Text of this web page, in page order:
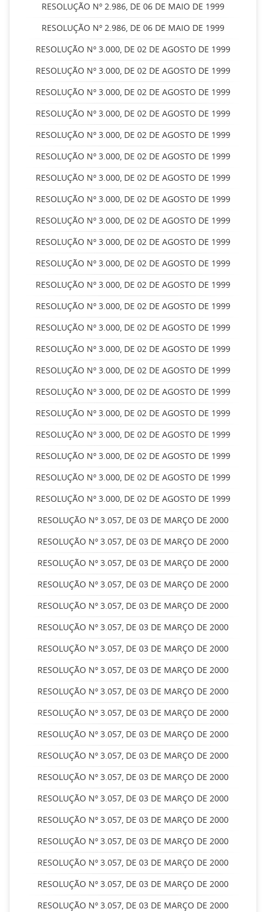
RESOLUÇÃO Nº 2.986, DE 06 DE MAIO DE 1999
RESOLUÇÃO Nº 2.986, DE 06 DE MAIO DE 1999
RESOLUÇÃO Nº 3.000, DE 02 DE AGOSTO DE 1999
RESOLUÇÃO Nº 3.000, DE 02 DE AGOSTO DE 1999
RESOLUÇÃO Nº 3.000, DE 02 DE AGOSTO DE 1999
RESOLUÇÃO Nº 3.000, DE 02 DE AGOSTO DE 1999
RESOLUÇÃO Nº 3.000, DE 02 DE AGOSTO DE 1999
RESOLUÇÃO Nº 3.000, DE 02 DE AGOSTO DE 1999
RESOLUÇÃO Nº 3.000, DE 02 DE AGOSTO DE 1999
RESOLUÇÃO Nº 3.000, DE 02 DE AGOSTO DE 1999
RESOLUÇÃO Nº 3.000, DE 02 DE AGOSTO DE 1999
RESOLUÇÃO Nº 3.000, DE 02 DE AGOSTO DE 1999
RESOLUÇÃO Nº 3.000, DE 02 DE AGOSTO DE 1999
RESOLUÇÃO Nº 3.000, DE 02 DE AGOSTO DE 1999
RESOLUÇÃO Nº 3.000, DE 02 DE AGOSTO DE 1999
RESOLUÇÃO Nº 3.000, DE 02 DE AGOSTO DE 1999
RESOLUÇÃO Nº 3.000, DE 02 DE AGOSTO DE 1999
RESOLUÇÃO Nº 3.000, DE 02 DE AGOSTO DE 1999
RESOLUÇÃO Nº 3.000, DE 02 DE AGOSTO DE 1999
RESOLUÇÃO Nº 3.000, DE 02 DE AGOSTO DE 1999
RESOLUÇÃO Nº 3.000, DE 02 DE AGOSTO DE 1999
RESOLUÇÃO Nº 3.000, DE 02 DE AGOSTO DE 1999
RESOLUÇÃO Nº 3.000, DE 02 DE AGOSTO DE 1999
RESOLUÇÃO Nº 3.000, DE 02 DE AGOSTO DE 1999
RESOLUÇÃO Nº 3.057, DE 03 DE MARÇO DE 2000
RESOLUÇÃO Nº 3.057, DE 03 DE MARÇO DE 2000
RESOLUÇÃO Nº 3.057, DE 03 DE MARÇO DE 2000
RESOLUÇÃO Nº 3.057, DE 03 DE MARÇO DE 2000
RESOLUÇÃO Nº 3.057, DE 03 DE MARÇO DE 2000
RESOLUÇÃO Nº 3.057, DE 03 DE MARÇO DE 2000
RESOLUÇÃO Nº 3.057, DE 03 DE MARÇO DE 2000
RESOLUÇÃO Nº 3.057, DE 03 DE MARÇO DE 2000
RESOLUÇÃO Nº 3.057, DE 03 DE MARÇO DE 2000
RESOLUÇÃO Nº 3.057, DE 03 DE MARÇO DE 2000
RESOLUÇÃO Nº 3.057, DE 03 DE MARÇO DE 2000
RESOLUÇÃO Nº 3.057, DE 03 DE MARÇO DE 2000
RESOLUÇÃO Nº 3.057, DE 03 DE MARÇO DE 2000
RESOLUÇÃO Nº 3.057, DE 03 DE MARÇO DE 2000
RESOLUÇÃO Nº 3.057, DE 03 DE MARÇO DE 2000
RESOLUÇÃO Nº 3.057, DE 03 DE MARÇO DE 2000
RESOLUÇÃO Nº 3.057, DE 03 DE MARÇO DE 2000
RESOLUÇÃO Nº 3.057, DE 03 DE MARÇO DE 2000
RESOLUÇÃO Nº 3.057, DE 03 DE MARÇO DE 2000